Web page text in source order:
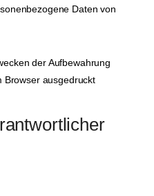
Daten von
der Aufbewahrung
Browser ausgedruckt